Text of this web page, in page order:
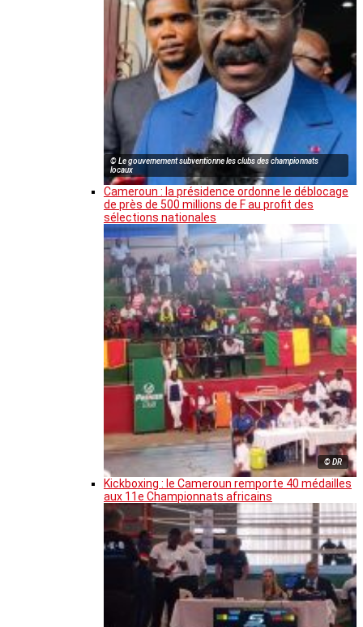
© Le gouvernement subventionne les clubs des championnats
locaux
Cameroun : la présidence ordonne le déblocage
de près de 500 millions de F au profit des
sélections nationales
© DR
Kickboxing : le Cameroun remporte 40 médailles
aux 11e Championnats africains